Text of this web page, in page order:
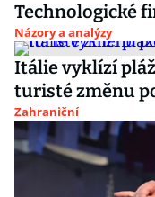
Technologické
Názory a analýzy
Itálie vyklízí
turisté změnu
Zahraniční